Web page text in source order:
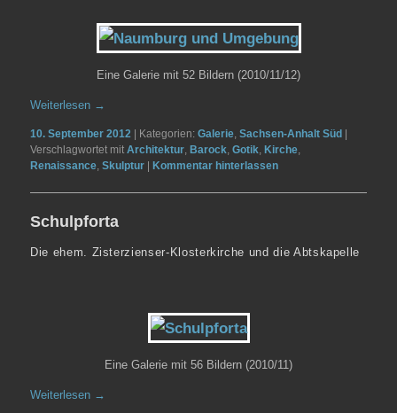
Eine Galerie mit 52 Bildern (2010/11/12)
Weiterlesen →
10. September 2012 | Kategorien:Galerie ,Sachsen-Anhalt Süd |
Verschlagwortet mit Architektur ,Barock ,Gotik ,Kirche
Renaissance ,Skulptur |Kommentar hinterlassen
Schulpforta
Die ehem. Zisterzienser-Klosterkirche und die Abtskapelle
Eine Galerie mit 56 Bildern (2010/11)
Weiterlesen →